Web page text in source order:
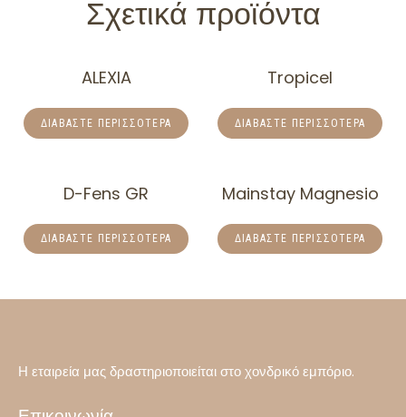
Σχετικά προϊόντα
ALEXIA
ΔΙΑΒΆΣΤΕ ΠΕΡΙΣΣΌΤΕΡΑ
Tropicel
ΔΙΑΒΆΣΤΕ ΠΕΡΙΣΣΌΤΕΡΑ
D-Fens GR
ΔΙΑΒΆΣΤΕ ΠΕΡΙΣΣΌΤΕΡΑ
Mainstay Magnesio
ΔΙΑΒΆΣΤΕ ΠΕΡΙΣΣΌΤΕΡΑ
Η εταιρεία μας δραστηριοποιείται στο χονδρικό εμπόριο.